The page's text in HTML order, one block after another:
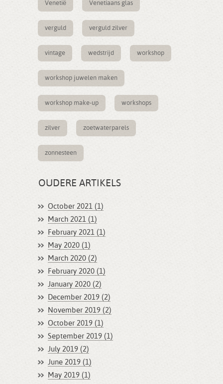
Venetië Venetiaans glas
verguld verguld zilver
vintage wedstrijd workshop
workshop juwelen maken
workshop make-up workshops
zilver zoetwaterparels
zonnesteen
OUDERE ARTIKELS
October 2021 (1)
March 2021 (1)
February 2021 (1)
May 2020 (1)
March 2020 (2)
February 2020 (1)
January 2020 (2)
December 2019 (2)
November 2019 (2)
October 2019 (1)
September 2019 (1)
July 2019 (2)
June 2019 (1)
May 2019 (1)